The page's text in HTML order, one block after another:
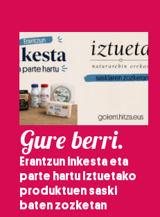
Gure berri.
Erantzun inkesta eta
parte hartu Iztuetako
produktuen saski
baten zozketan